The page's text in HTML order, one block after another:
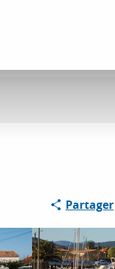
Partager